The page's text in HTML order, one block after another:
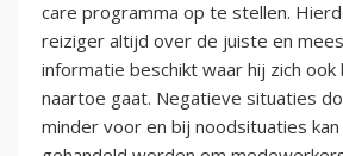
care programma op te stellen.
reiziger altijd over de juiste en
informatie beschikt waar hij zich
naartoe gaat. Negatieve situaties
minder voor en bij noodsituaties